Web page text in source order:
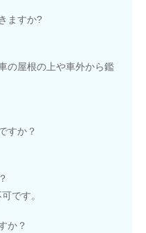
ますか?
の屋根の上や車外から鑑
すか？
です。
か？